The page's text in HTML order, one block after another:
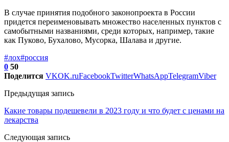
В случае принятия подобного законопроекта в России
придется переименовывать множество населенных пунктов с
самобытными названиями, среди которых, например, такие
как Пуково, Бухалово, Мусорка, Шалава и другие.
#лох#россия
0 50
Поделится VKOK.ruFacebookTwitterWhatsAppTelegramViber
Предыдущая запись
Какие товары подешевели в 2023 году и что будет с ценами на
лекарства
Следующая запись